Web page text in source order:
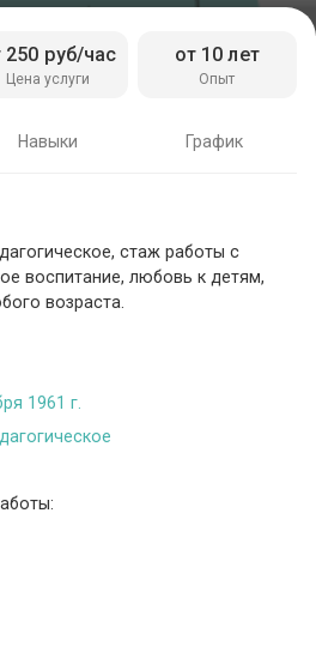
Цена услуги
250 руб/час
Опыт
от 10 лет
Навыки График
стаж работы с
воспитание, любовь к детям,
возраста.
1961 г.